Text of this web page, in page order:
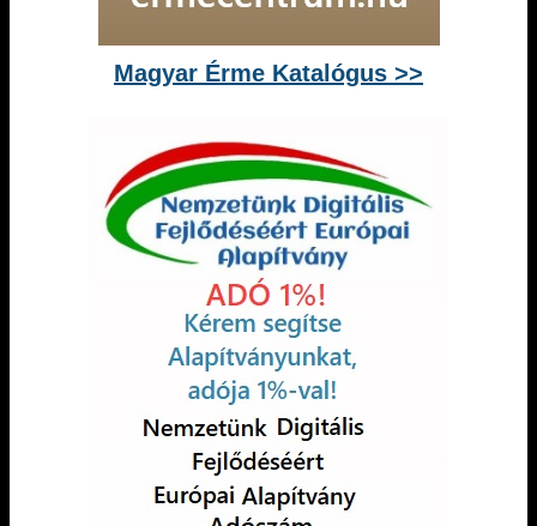
Magyar Érme Katalógus >>